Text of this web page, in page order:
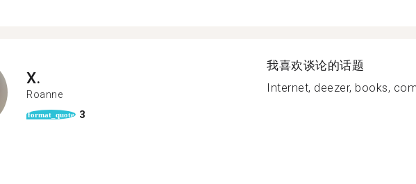
X.
Roanne
format_quote 3
我喜欢谈论的话题
Internet, deezer, books,